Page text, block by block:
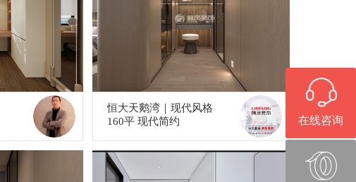
在线咨询
恒大天鹅湾｜现代风格
160平 现代简约